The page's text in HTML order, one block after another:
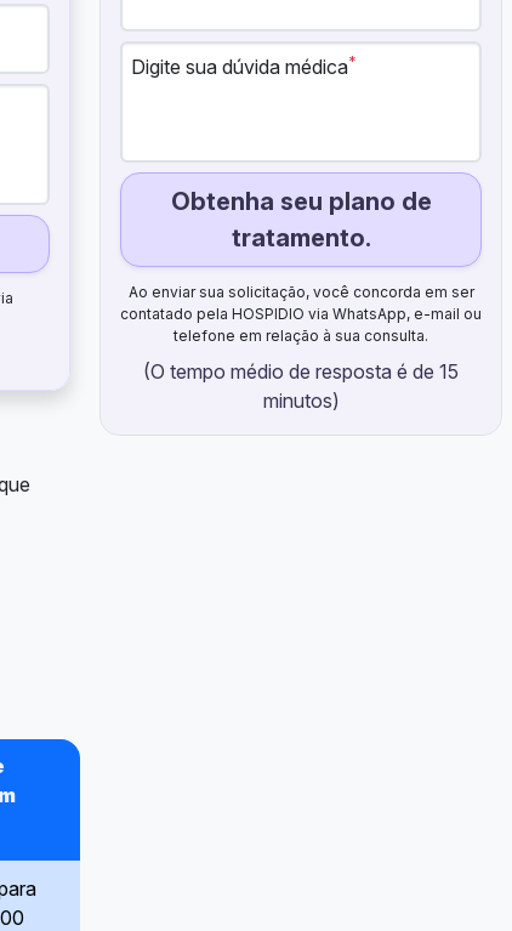
Digite sua dúvida médica*
Obtenha seu plano de
tratamento.
Ao enviar sua solicitação, você concorda em ser
contatado pela HOSPIDIO via WhatsApp, e-mail ou
telefone em relação à sua consulta.
(O tempo médio de resposta é de 15
minutos)